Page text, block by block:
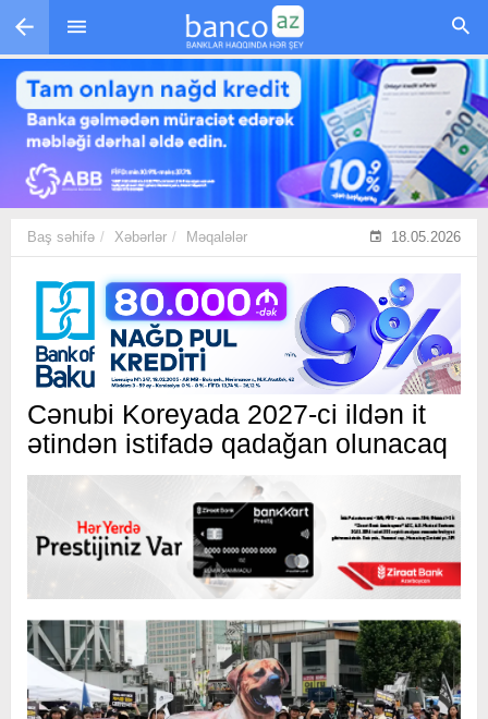
Skip to main content
Baş səhifə Xəbərlər Məqalələr 18.05.2026
Cənubi Koreyada 2027-ci ildən it
ətindən istifadə qadağan olunacaq